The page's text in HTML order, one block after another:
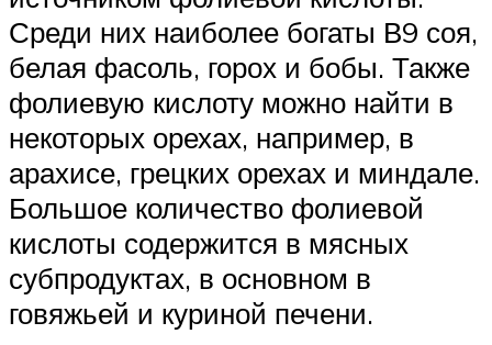
Среди них наиболее богаты В9 соя,
белая фасоль, горох и бобы. Также
фолиевую кислоту можно найти в
некоторых орехах, например, в
арахисе, грецких орехах и миндале.
Большое количество фолиевой
кислоты содержится в мясных
субпродуктах, в основном в
говяжьей и куриной печени.